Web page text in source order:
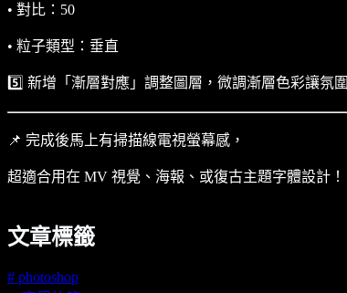
• 對比：50
• 粒子類型：垂直
5️⃣ 新增「漸層對應」調整圖層，微調漸層色彩讓氛
📌 完成後馬上有掃描線電視螢幕感，
超適合用在 MV 視覺、海報、或復古主題字體設計！
文章標籤
# photoshop